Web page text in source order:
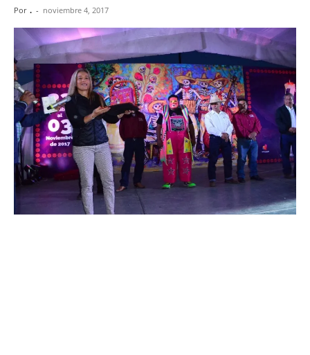
Por . - noviembre 4, 2017